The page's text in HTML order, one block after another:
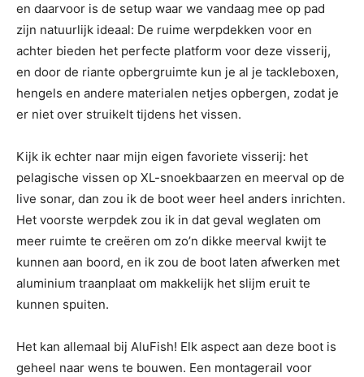
en daarvoor is de setup waar we vandaag mee op pad
zijn natuurlijk ideaal: De ruime werpdekken voor en
achter bieden het perfecte platform voor deze visserij,
en door de riante opbergruimte kun je al je tackleboxen,
hengels en andere materialen netjes opbergen, zodat je
er niet over struikelt tijdens het vissen.
Kijk ik echter naar mijn eigen favoriete visserij: het
pelagische vissen op XL-snoekbaarzen en meerval op de
live sonar, dan zou ik de boot weer heel anders inrichten.
Het voorste werpdek zou ik in dat geval weglaten om
meer ruimte te creëren om zo’n dikke meerval kwijt te
kunnen aan boord, en ik zou de boot laten afwerken met
aluminium traanplaat om makkelijk het slijm eruit te
kunnen spuiten.
Het kan allemaal bij AluFish! Elk aspect aan deze boot is
geheel naar wens te bouwen. Een montagerail voor